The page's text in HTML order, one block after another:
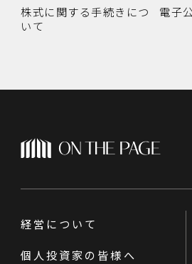
株式に関する手続きにつ
いて
電子
経営について
個人投資家の皆様へ